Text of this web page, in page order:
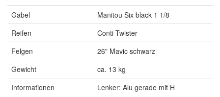
Gabel
Manitou Six black 1 1/8
Reifen
Conti Twister
Felgen
26" Mavic schwarz
Gewicht
ca. 13 kg
Informationen
Lenker: Alu gerade mit H